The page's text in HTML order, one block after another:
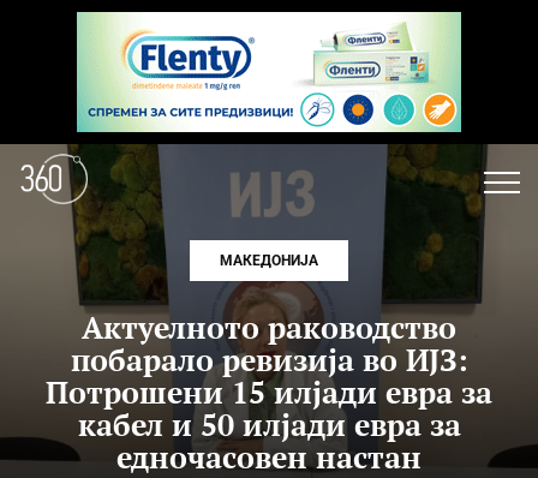
МАКЕДОНИЈА
Актуелното раководство
побарало ревизија во ИЈЗ:
Потрошени 15 илјади евра за
кабел и 50 илјади евра за
едночасовен настан